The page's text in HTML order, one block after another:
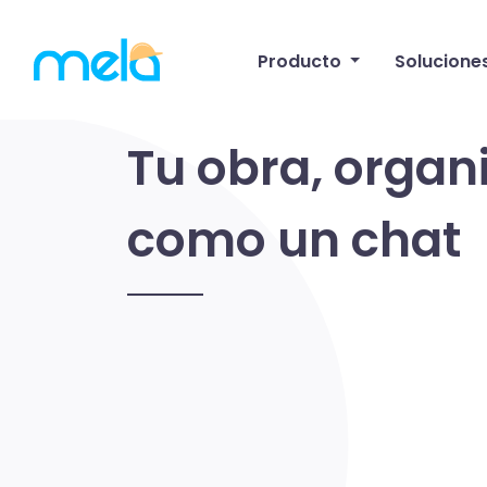
Producto
Tu obra,
como un chat